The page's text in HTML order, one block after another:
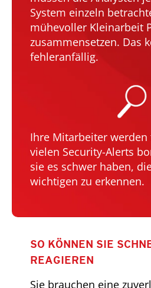
System einzeln
mühevoller Kleinarbeit
zusammensetzen. Das
fehleranfällig.
Ihre Mitarbeiter
vielen Security-Alerts
sie es schwer haben,
wichtigen zu erkennen.
SO KÖNNEN SIE
REAGIEREN
Sie brauchen eine